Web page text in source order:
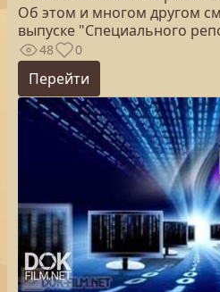
Об этом и многом другом
выпуске "Специального
48 0
Перейти